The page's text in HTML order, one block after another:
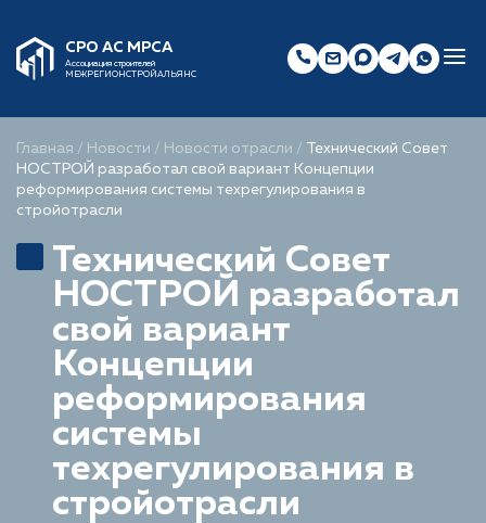
СРО АС МРСА
Ассоциация строителей
МЕЖРЕГИОНСТРОЙАЛЬЯНС
Главная / Новости / Новости отрасли /
Технический Совет
НОСТРОЙ разработал свой вариант Концепции
реформирования системы техрегулирования в
стройотрасли
Технический Совет
НОСТРОЙ разработал
свой вариант
Концепции
реформирования
системы
техрегулирования в
стройотрасли